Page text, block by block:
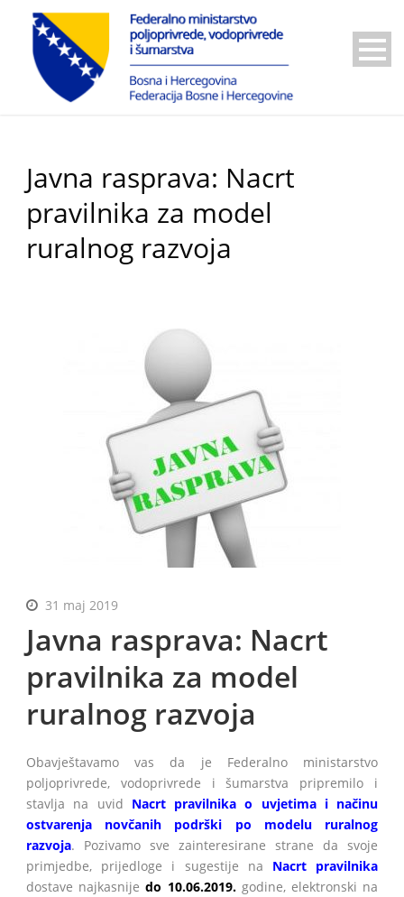
Javna rasprava: Nacrt
pravilnika za model
ruralnog razvoja
31 maj 2019
Javna rasprava: Nacrt
pravilnika za model
ruralnog razvoja
Obavještavamo vas da je Federalno ministarstvo
poljoprivrede, vodoprivrede i šumarstva pripremilo i
stavlja na uvid Nacrt pravilnika o uvjetima i načinu
ostvarenja novčanih podrški po modelu ruralnog
razvoja. Pozivamo sve zainteresirane strane da svoje
primjedbe, prijedloge i sugestije na Nacrt pravilnika
dostave najkasnijedo 10.06.2019. godine, elektronski na